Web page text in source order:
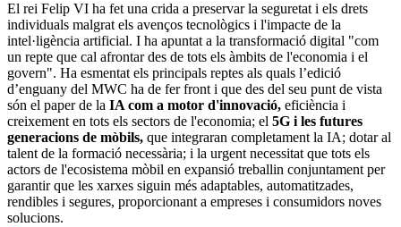
El rei Felip VI ha fet una crida a preservar la seguretat i els drets
individuals malgrat els avenços tecnològics i l'impacte de la
intel·ligència artificial. I ha apuntat a la transformació digital "com
un repte que cal afrontar des de tots els àmbits de l'economia i el
govern". Ha esmentat els principals reptes als quals l’edició
d’enguany del MWC ha de fer front i que des del seu punt de vista
són el paper de la IA com a motor d'innovació, eficiència i
creixement en tots els sectors de l'economia; el 5G i les futures
generacions de mòbils, que integraran completament la IA; dotar al
talent de la formació necessària; i la urgent necessitat que tots els
actors de l'ecosistema mòbil en expansió treballin conjuntament per
garantir que les xarxes siguin més adaptables, automatitzades,
rendibles i segures, proporcionant a empreses i consumidors noves
solucions.